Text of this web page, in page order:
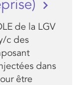
de la LGV
c des
dans
être